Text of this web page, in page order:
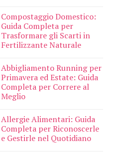
Compostaggio Domestico:
Guida Completa per
Trasformare gli Scarti in
Fertilizzante Naturale
Abbigliamento Running per
Primavera ed Estate: Guida
Completa per Correre al
Meglio
Allergie Alimentari: Guida
Completa per Riconoscerle
e Gestirle nel Quotidiano